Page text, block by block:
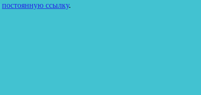
постоянную ссылку.